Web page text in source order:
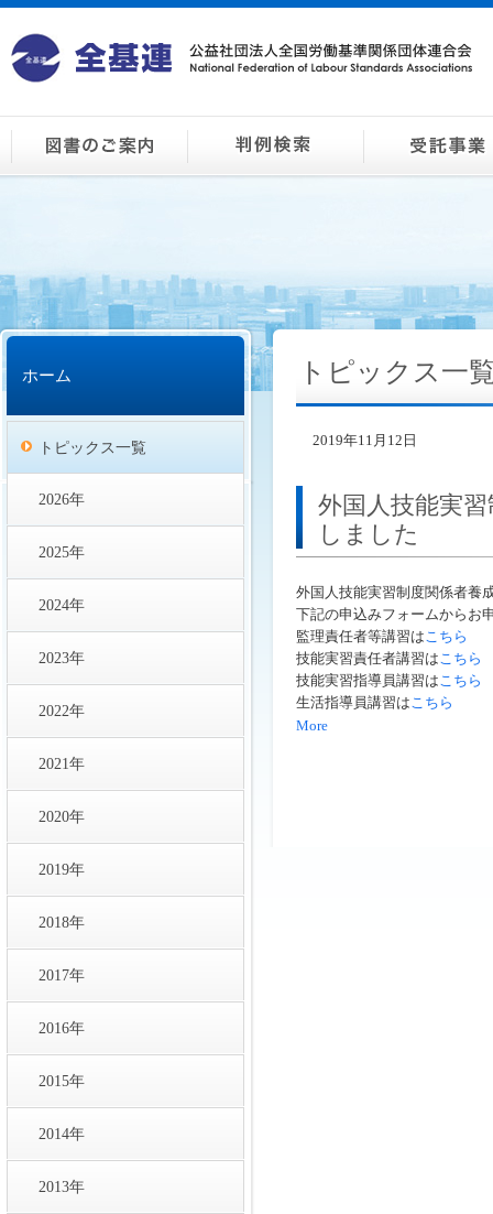
ホーム
トピックス一覧
2026年
2025年
2024年
2023年
2022年
2021年
2020年
2019年
2018年
2017年
2016年
2015年
2014年
2013年
トピックス一
2019年11月12日
外国人技能実
しました
外国人技能実習制度関係者養
下記の申込みフォームからお
監理責任者等講習は こちら
技能実習責任者講習は こちら
技能実習指導員講習は こちら
生活指導員講習は こちら
More